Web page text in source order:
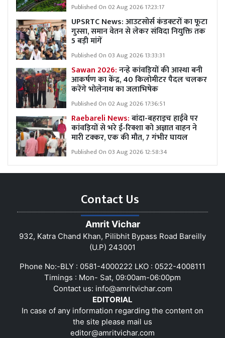
Published On 02 Aug 2026 17:23:17
UPSRTC News: आउटसोर्स कंडक्टरों का फूटा
गुस्सा, समान वेतन से लेकर संविदा नियुक्ति तक
5 बड़ी मांगें
Published On 03 Aug 2026 13:33:31
Sawan 2026:नन्हे कांवड़ियों की आस्था बनी
आकर्षण का केंद्र, 40 किलोमीटर पैदल चलकर
करेंगे भोलेनाथ का जलाभिषेक
Published On 02 Aug 2026 17:36:51
Raebareli News:बांदा-बहराइच हाईवे पर
कांवड़ियों से भरे ई-रिक्शा को अज्ञात वाहन ने
मारी टक्कर, एक की मौत, 7 गंभीर घायल
Published On 03 Aug 2026 12:58:34
Contact Us
Amrit Vichar
932, Katra Chand Khan, Pilibhit Bypass Road Bareilly
(U.P) 243001
Phone No:-BLY : 0581-4000222 LKO : 0522-4008111
Timings : Mon- Sat, 09:00am-06:00pm
Contact us: info@amritvichar.com
EDITORIAL
In case of any information regarding the content on
the site please mail us
editor@amritvichar.com